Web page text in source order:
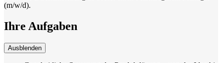
(m/w/d).
Ihre Aufgaben
Ausblenden